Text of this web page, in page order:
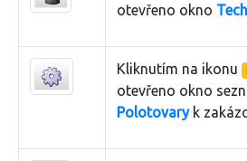
otevřeno okno
Kliknutím na ikonu
otevřeno okno
Polotovaryk